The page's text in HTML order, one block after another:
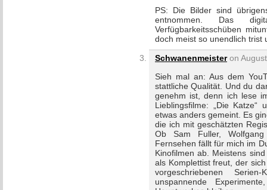
PS: Die Bilder sind
entnommen. Das
Verfügbarkeitsschüben
doch meist so unendlich trist
Schwanenmeisteron
Sieh mal an: Aus dem
stattliche Qualität. Und du
genehm ist, denn ich lese
Lieblingsfilme: „Die
etwas anders gemeint. Es
die ich mit geschätzten
Ob Sam Fuller,
Fernsehen fällt für mich im
Kinofilmen ab. Meistens
als Komplettist freut, der
vorgeschriebenen
unspannende